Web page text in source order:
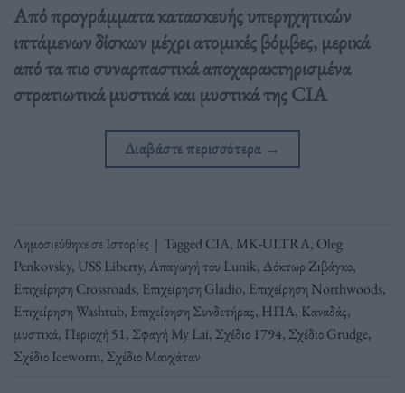
Από προγράμματα κατασκευής υπερηχητικών
ιπτάμενων δίσκων μέχρι ατομικές βόμβες, μερικά
από τα πιο συναρπαστικά αποχαρακτηρισμένα
στρατιωτικά μυστικά και μυστικά της CIA
Διαβάστε περισσότερα →
Δημοσιεύθηκε σεΙστορίες | TaggedCIA, MK-ULTRA, Oleg
Penkovsky, USS Liberty,Απαγωγή του Lunik, Δόκτωρ Ζιβάγκο,
Επιχείρηση Crossroads, Επιχείρηση Gladio, Επιχείρηση Northwoods,
Επιχείρηση Washtub, Επιχείρηση Συνδετήρας, ΗΠΑ, Καναδάς,
μυστικά, Περιοχή 51, Σφαγή My Lai, Σχέδιο 1794, Σχέδιο Grudge,
Σχέδιο Iceworm, Σχέδιο Μανχάταν